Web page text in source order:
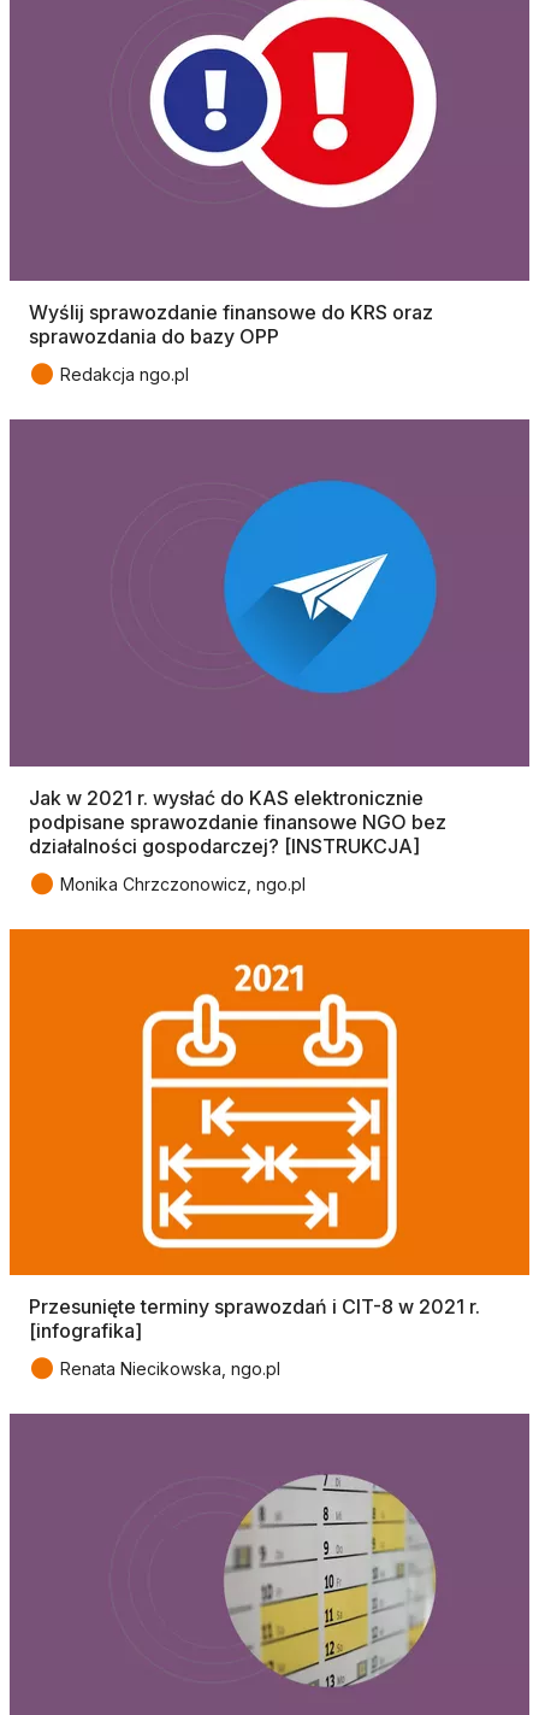
Wyślij sprawozdanie finansowe do KRS oraz
sprawozdania do bazy OPP
● Redakcja ngo.pl
Jak w 2021 r. wysłać do KAS elektronicznie
podpisane sprawozdanie finansowe NGO bez
działalności gospodarczej? [INSTRUKCJA]
● Monika Chrzczonowicz, ngo.pl
Przesunięte terminy sprawozdań i CIT-8 w 2021 r.
[infografika]
● Renata Niecikowska, ngo.pl